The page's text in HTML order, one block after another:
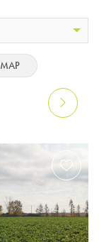
MAP
Page